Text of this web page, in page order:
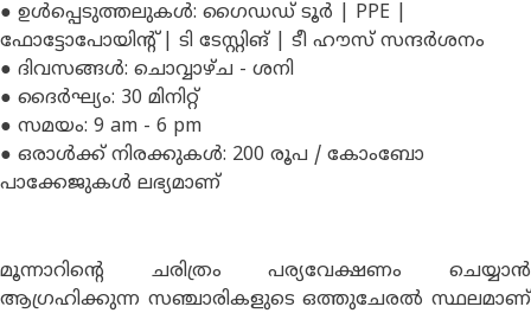
● ഉൾപ്പെടുത്തലുകൾ: ഗൈഡഡ് ടൂർ | PPE |
ഫോട്ടോപോയിൻ്റ് | ടി ടേസ്റ്റിങ് | ടീ ഹൗസ് സന്ദർശനം
● ദിവസങ്ങൾ: ചൊവ്വാഴ്ച - ശനി
● ദൈർഘ്യം: 30 മിനിറ്റ്
● സമയം: 9 am - 6 pm
● ഒരാൾക്ക് നിരക്കുകൾ: 200 രൂപ / കോംബോ
പാക്കേജുകൾ ലഭ്യമാണ്
മൂന്നാറിൻ്റെ ചരിത്രം പര്യവേക്ഷണം ചെയ്യാൻ
ആഗ്രഹിക്കുന്ന സഞ്ചാരികളുടെ ഒത്തുചേരൽ സ്ഥലമാണ്